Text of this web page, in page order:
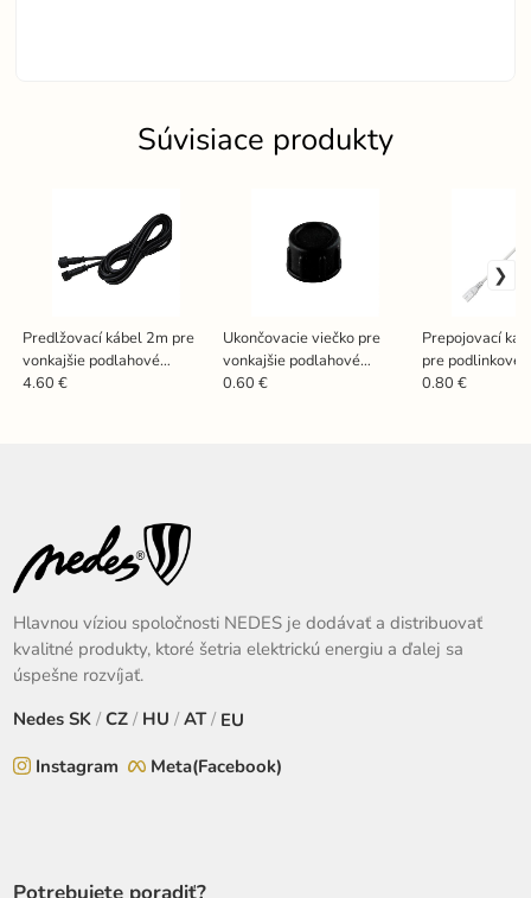
Súvisiace produkty
Predlžovací kábel 2m pre
vonkajšie podlahové
svietidlá LFL- WLF102
4.60 €
Ukončovacie viečko pre
vonkajšie podlahové
svietidlá LFL- CAP1
0.60 €
Prepojovací
pre podlinkové
LNL8.. -
0.80 €
Hlavnou víziou spoločnosti NEDES je dodávať a distribuovať
kvalitné produkty, ktoré šetria elektrickú energiu a ďalej sa
úspešne rozvíjať.
NedesSK / CZ / HU / AT / EU
Instagram
Meta(Facebook)
Potrebujete poradiť?